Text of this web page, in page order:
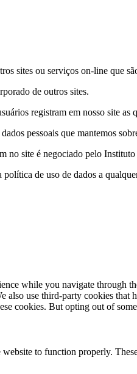
sites ou serviços on-line que
de outros sites.
registram em nosso site
pessoais que mantemos
no site é negociado pelo
de uso de dados a
while you navigate through
also use third-party cookies
cookies. But opting out of
to function properly.